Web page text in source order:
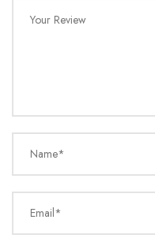
Your Review
Name*
Email*